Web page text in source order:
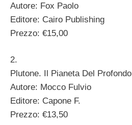
Autore: Fox Paolo
Editore: Cairo Publishing
Prezzo: €15,00
2.
Plutone. Il Pianeta Del Profondo
Autore: Mocco Fulvio
Editore: Capone F.
Prezzo: €13,50